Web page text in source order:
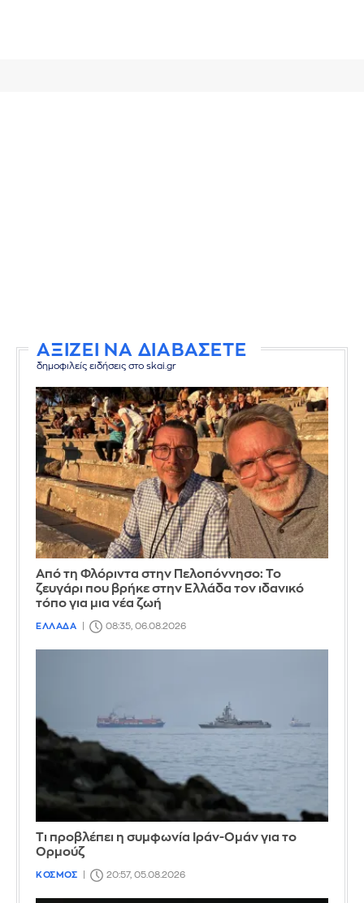
ΑΞΙΖΕΙ ΝΑ ΔΙΑΒΑΣΕΤΕ
δημοφιλείς ειδήσεις στο skai.gr
Από τη Φλόριντα στην Πελοπόννησο: Το
ζευγάρι που βρήκε στην Ελλάδα τον ιδανικό
τόπο για μια νέα ζωή
ΕΛΛΑΔΑ 08:35, 06.08.2026
Τι προβλέπει η συμφωνία Ιράν-Ομάν για το
Ορμούζ
ΚΟΣΜΟΣ 20:57, 05.08.2026